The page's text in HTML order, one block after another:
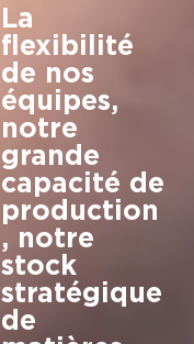
La
flexibilité
de nos
équipes,
notre
grande
capacité de
production
, notre
stock
stratégique
de